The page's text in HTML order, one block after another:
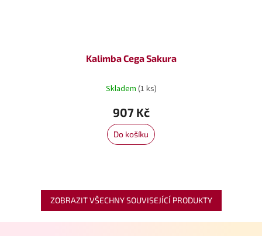
Kalimba Cega Sakura
Skladem (1 ks)
907 Kč
Do košíku
ZOBRAZIT VŠECHNY SOUVISEJÍCÍ PRODUKTY